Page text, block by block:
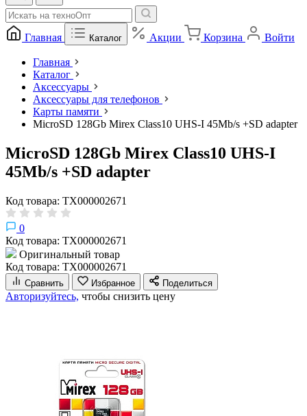
Главная Каталог Акции Корзина Войти
Главная
Каталог
Аксессуары
Аксессуары для телефонов
Карты памяти
MicroSD 128Gb Mirex Class10 UHS-I 45Mb/s +SD adapter
MicroSD 128Gb Mirex Class10 UHS-I
45Mb/s +SD adapter
Код товара: ТХ000002671
0
Код товара: ТХ000002671
Оригинальный товар
Код товара: ТХ000002671
Сравнить Избранное Поделиться
Авторизуйтесь, чтобы снизить цену